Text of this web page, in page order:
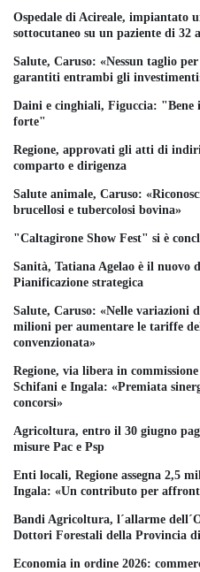
Ospedale di Acireale, impiantato
sottocutaneo su un paziente di 32
Salute, Caruso: «Nessun taglio
garantiti entrambi gli
Daini e cinghiali, Figuccia: "Bene
forte"
Regione, approvati gli atti di
comparto e dirigenza
Salute animale, Caruso:
brucellosi e tubercolosi bovina»
"Caltagirone Show Fest" si è
Sanità, Tatiana Agelao è il nuovo
Pianificazione strategica
Salute, Caruso: «Nelle variazioni
milioni per aumentare le tariffe
convenzionata»
Regione, via libera in
Schifani e Ingala: «Premiata
concorsi»
Agricoltura, entro il 30 giugno
misure Pac e Psp
Enti locali, Regione assegna 2,5
Ingala: «Un contributo per
Bandi Agricoltura, l´allarme
Dottori Forestali della Provincia
Economia in ordine 2026: